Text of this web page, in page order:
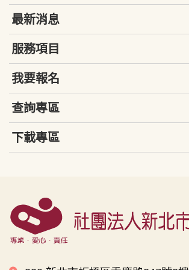
最新消息
服務項目
我要報名
查詢專區
下載專區